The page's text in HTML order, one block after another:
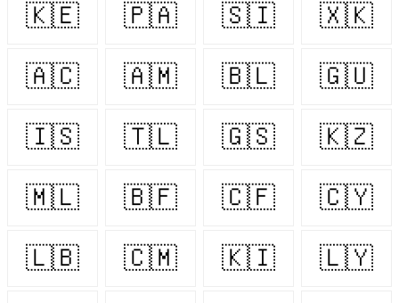
🇰🇪 🇵🇦 🇸🇮 🇽🇰
🇦🇨 🇦🇲 🇧🇱 🇬🇺
🇮🇸 🇹🇱 🇬🇸 🇰🇿
🇲🇱 🇧🇫 🇨🇫 🇨🇾
🇱🇧 🇨🇲 🇰🇮 🇱🇾